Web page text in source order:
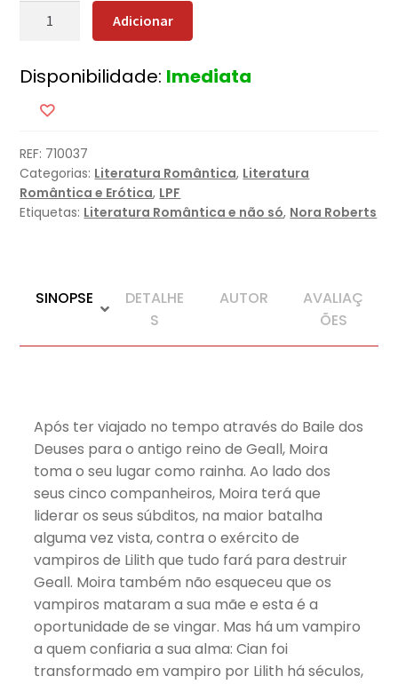
Quantidade
Vale
Silêncio
Adicionar
Disponibilidade: Imediata
REF: 710037
Categorias: Literatura Romântica, Literatura
Romântica e Erótica, LPF
Etiquetas: Literatura Romântica e não só, Nora Roberts
SINOPSE
DETALHE
S
AUTOR
AVALIAÇ
ÕES
Após ter viajado no tempo através do Baile dos
Deuses para o antigo reino de Geall, Moira
toma o seu lugar como rainha. Ao lado dos
seus cinco companheiros, Moira terá que
liderar os seus súbditos, na maior batalha
alguma vez vista, contra o exército de
vampiros de Lilith que tudo fará para destruir
Geall. Moira também não esqueceu que os
vampiros mataram a sua mãe e esta é a
oportunidade de se vingar. Mas há um vampiro
a quem confiaria a sua alma: Cian foi
transformado em vampiro por Lilith há séculos,